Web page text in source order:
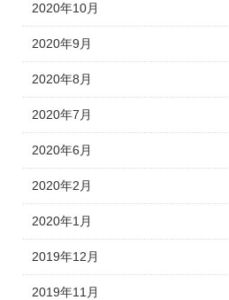
2020年10月
2020年9月
2020年8月
2020年7月
2020年6月
2020年2月
2020年1月
2019年12月
2019年11月